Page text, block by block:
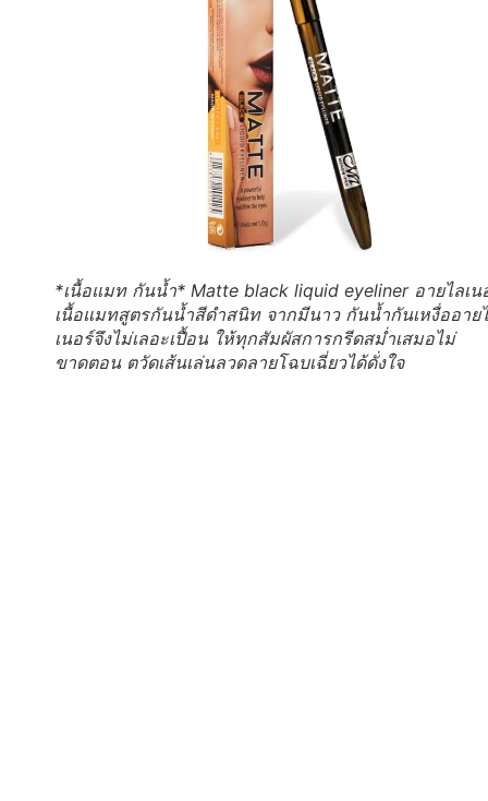
*เนื้อแมท กันน้ำ* Matte black liquid eyeliner อายไลเน
เนื้อแมทสูตรกันน้ำสีดำสนิท จากมีนาว กันน้ำกันเหงื่ออาย
เนอร์จึงไม่เลอะเปื้อน ให้ทุกสัมผัสการกรีดสม่ำเสมอไม่
ขาดตอน ตวัดเส้นเล่นลวดลายโฉบเฉี่ยวได้ดั่งใจ